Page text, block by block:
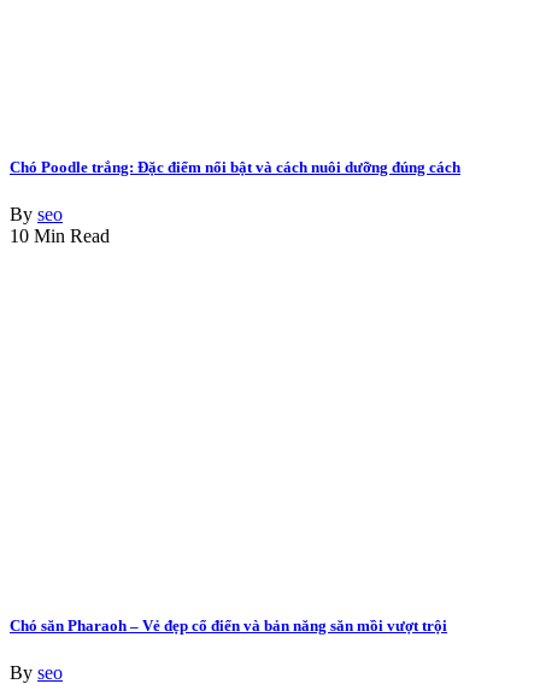
Chó Poodle trắng: Đặc điểm nổi bật và cách nuôi dưỡng đúng cách
By seo
10 Min Read
Chó săn Pharaoh – Vẻ đẹp cổ điển và bản năng săn mồi vượt trội
By seo